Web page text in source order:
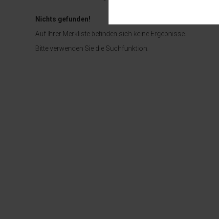
Nichts gefunden!
Auf Ihrer Merkliste befinden sich keine Ergebnisse.
Bitte verwenden Sie die Suchfunktion.
Funktionalitäten. Außerdem
Externe Cookies
Inhalte von externen